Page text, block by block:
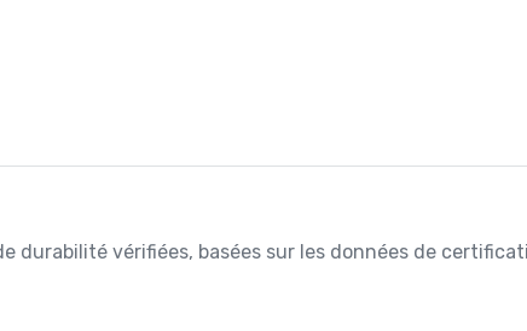
durabilité vérifiées, basées sur les données de